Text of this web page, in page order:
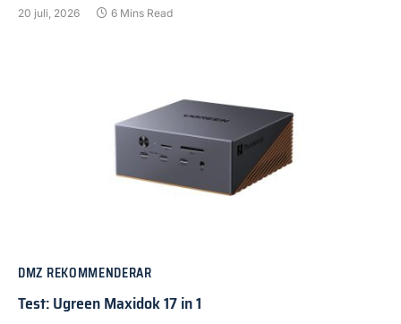
20 juli, 2026 6 Mins Read
DMZ REKOMMENDERAR
Test: Ugreen Maxidok 17 in 1